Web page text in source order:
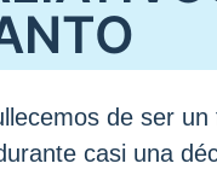
de ser un
casi una